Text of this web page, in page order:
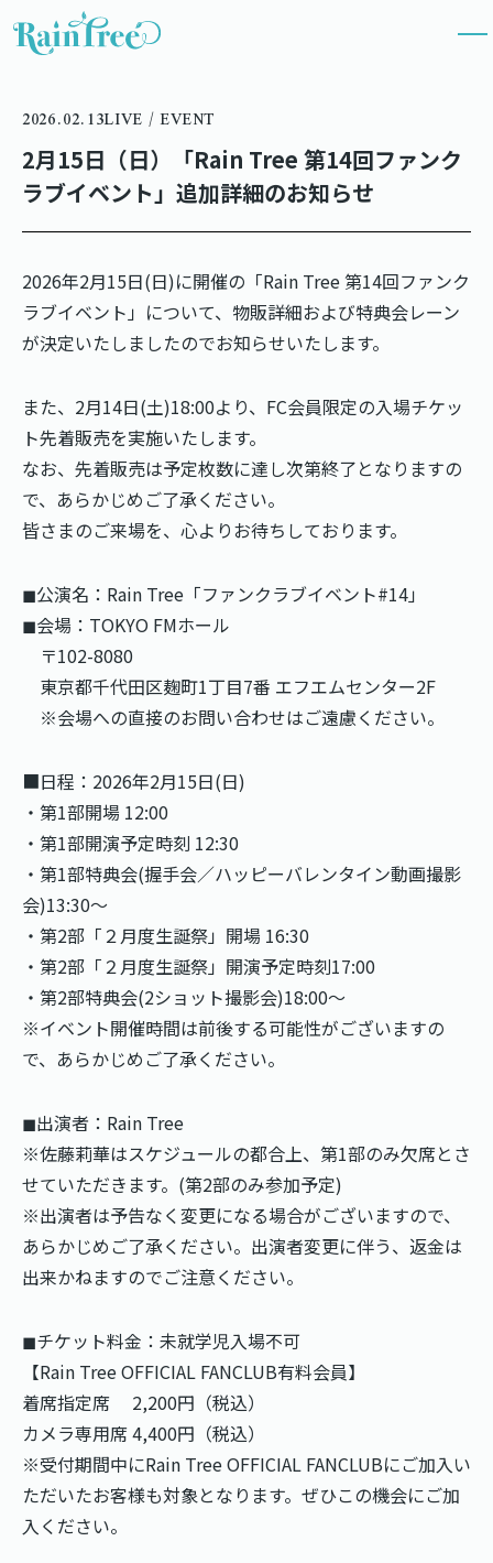
2026.02.13LIVE / EVENT
2月15日（日）「Rain Tree 第14回ファンク
ラブイベント」追加詳細のお知らせ
2026年2月15日(日)に開催の「Rain Tree 第14回ファンク
ラブイベント」について、物販詳細および特典会レーン
が決定いたしましたのでお知らせいたします。
また、2月14日(土)18:00より、FC会員限定の入場チケッ
ト先着販売を実施いたします。
なお、先着販売は予定枚数に達し次第終了となりますの
で、あらかじめご了承ください。
皆さまのご来場を、心よりお待ちしております。
◼︎公演名：Rain Tree「ファンクラブイベント#14」
◼︎会場：TOKYO FMホール
〒102-8080
東京都千代⽥区麹町1丁目7番 エフエムセンター2F
※会場への直接のお問い合わせはご遠慮ください。
■日程：2026年2月15日(日)
・第1部開場 12:00
・第1部開演予定時刻 12:30
・第1部特典会(握手会／ハッピーバレンタイン動画撮影
会)13:30〜
・第2部「２月度生誕祭」開場 16:30
・第2部「２月度生誕祭」開演予定時刻17:00
・第2部特典会(2ショット撮影会)18:00〜
※イベント開催時間は前後する可能性がございますの
で、あらかじめご了承ください。
◼︎出演者：Rain Tree
※佐藤莉華はスケジュールの都合上、第1部のみ欠席とさ
せていただきます。(第2部のみ参加予定)
※出演者は予告なく変更になる場合がございますので、
あらかじめご了承ください。出演者変更に伴う、返金は
出来かねますのでご注意ください。
◼︎チケット料金：未就学児入場不可
【Rain Tree OFFICIAL FANCLUB有料会員】
着席指定席 2,200円（税込）
カメラ専用席 4,400円（税込）
※受付期間中にRain Tree OFFICIAL FANCLUBにご加入い
ただいたお客様も対象となります。ぜひこの機会にご加
入ください。